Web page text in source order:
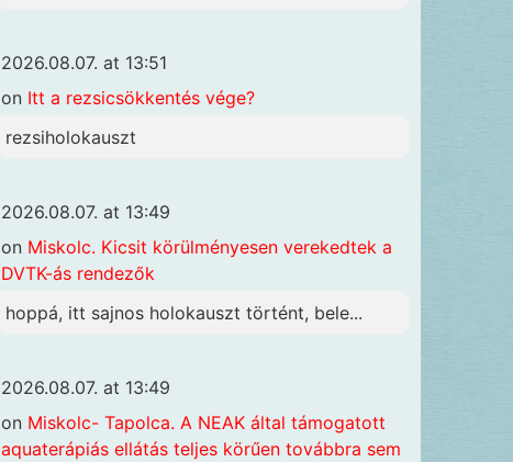
2026.08.07. at 13:51
on Itt a rezsicsökkentés vége?
rezsiholokauszt
2026.08.07. at 13:49
on Miskolc. Kicsit körülményesen verekedtek a
DVTK-ás rendezők
hoppá, itt sajnos holokauszt történt, bele...
2026.08.07. at 13:49
on Miskolc- Tapolca. A NEAK által támogatott
aquaterápiás ellátás teljes körűen továbbra sem